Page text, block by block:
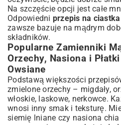
Na szczęście opcji jest całe
Odpowiedni przepis na
zawsze bazuje na mądrym
składników.
Popularne Zamienniki
Orzechy, Nasiona i Płatki
Owsiane
Podstawą większości
zmielone orzechy – migdały,
włoskie, laskowe, nerkowce.
wnosi inny smak i teksturę.
siemię lniane czy nasiona